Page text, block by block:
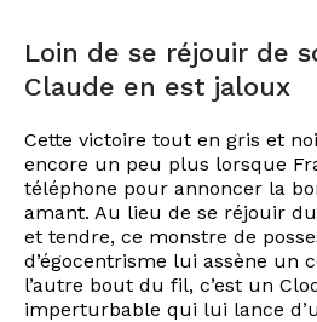
Loin de se réjouir de
Claude en est jaloux
Cette victoire tout en gris et
encore un peu plus lorsque
téléphone pour annoncer la
amant. Au lieu de se réjouir
et tendre, ce monstre de
d’égocentrisme lui assène un
l’autre bout du fil, c’est un
imperturbable qui lui lance